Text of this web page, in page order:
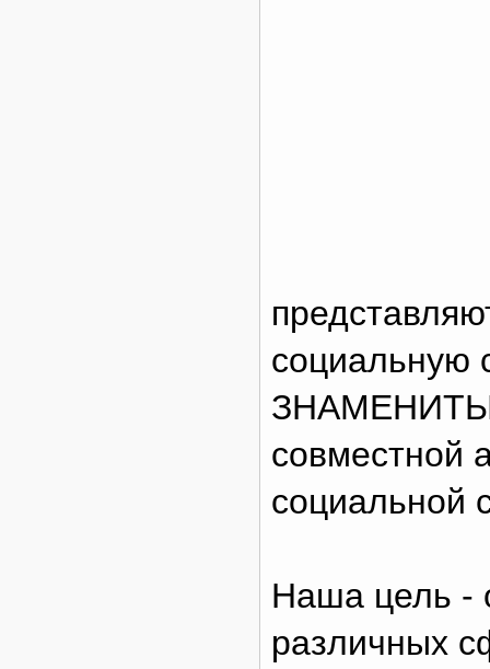
совместной
социальной
Наша цель -
различных